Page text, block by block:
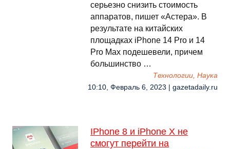
серьезно снизить стоимость
аппаратов, пишет «Астера». В
результате на китайских
площадках iPhone 14 Pro и 14
Pro Max подешевели, причем
большинство …
Технологии, Наука
10:10, Февраль 6, 2023 | gazetadaily.ru
IPhone 8 и iPhone X не
смогут перейти на